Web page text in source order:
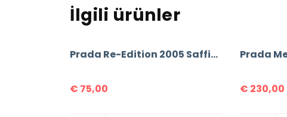
İlgili ürünler
Prada Re-Edition 2005 Saffiano Leather Bag
€ 75,00 € 230,00